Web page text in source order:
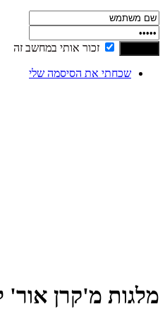
זכור אותי במחשב זה
שכחתי את הסיסמה שלי
מלגות מ'קרן אור'